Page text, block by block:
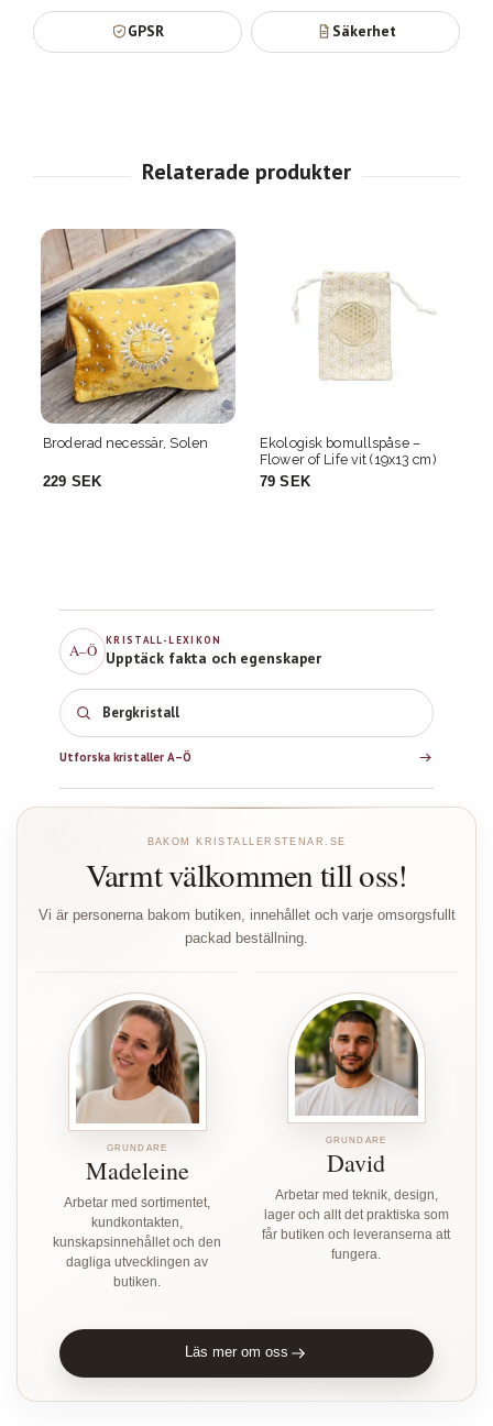
A–Ö
KRISTALL-LEXIKON
Upptäck fakta och egenskaper
Bergkristall
Utforska kristaller A–Ö
BAKOM KRISTALLERSTENAR.SE
Varmt välkommen till oss!
Vi är personerna bakom butiken, innehållet och varje omsorgsfullt
packad beställning.
GRUNDARE
Madeleine
Arbetar med sortimentet,
kundkontakten,
kunskapsinnehållet och den
dagliga utvecklingen av
butiken.
GRUNDARE
David
Arbetar med teknik, design,
lager och allt det praktiska som
får butiken och leveranserna att
fungera.
Läs mer om oss
GPSR Säkerhet
Solen
Ekologisk bomullspåse –
Flower of Life vit (19x13 cm)
Broderad necessär,
med blommor